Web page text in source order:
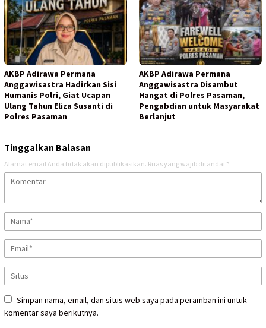
AKBP Adirawa Permana
Anggawisastra Hadirkan Sisi
Humanis Polri, Giat Ucapan
Ulang Tahun Eliza Susanti di
Polres Pasaman
AKBP Adirawa Permana
Anggawisastra Disambut
Hangat di Polres Pasaman,
Pengabdian untuk Masyarakat
Berlanjut
Tinggalkan Balasan
Alamat email Anda tidak akan dipublikasikan. Ruas yang wajib ditandai *
Simpan nama, email, dan situs web saya pada peramban ini untuk
komentar saya berikutnya.